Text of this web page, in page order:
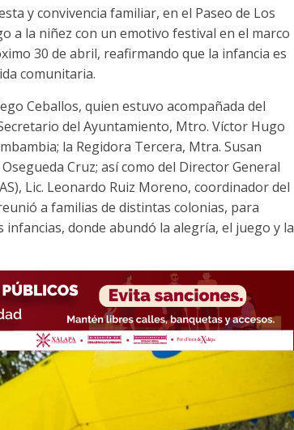
y convivencia familiar, en el Paseo de Los
a la niñez con un emotivo festival en el marco
30 de abril, reafirmando que la infancia es
comunitaria.
Ceballos, quien estuvo acompañada del
del Ayuntamiento, Mtro. Víctor Hugo
la Regidora Tercera, Mtra. Susan
Cruz; así como del Director General
Lic. Leonardo Ruiz Moreno, coordinador del
a familias de distintas colonias, para
donde abundó la alegría, el juego y la